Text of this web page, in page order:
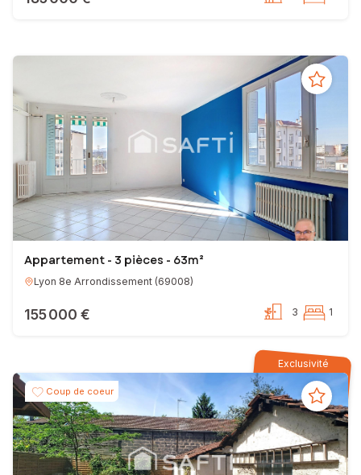
Appartement - 3 pièces - 63m²
Lyon 8e Arrondissement (69008)
155 000 € 3 1
Exclusivité
Coup de coeur